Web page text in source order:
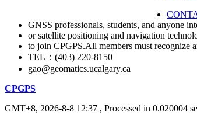
GNSS professionals, students, and anyone
or satellite positioning and navigation
to join CPGPS.All members must recognize
TEL：(403) 220-8150
gao@geomatics.ucalgary.ca
CPGPS
GMT+8, 2026-8-8 12:37 , Processed in 0.020004